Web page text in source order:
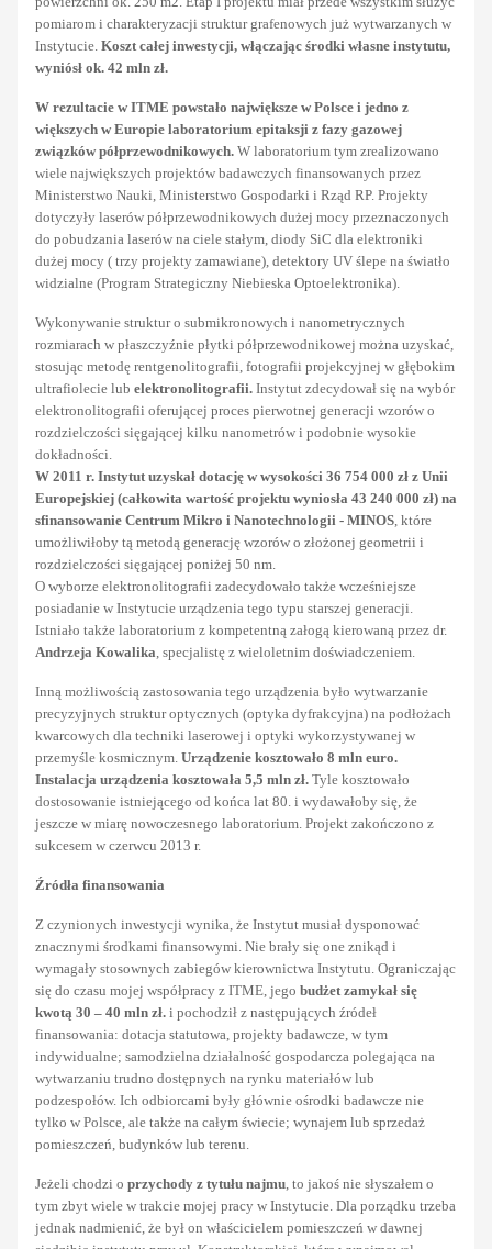
pomiarom i charakteryzacji struktur grafenowych już wytwarzanych w
Instytucie. Koszt całej inwestycji, włączając środki własne instytutu,
wyniósł ok. 42 mln zł.
W rezultacie w ITME powstało największe w Polsce i jedno z
większych w Europie laboratorium epitaksji z fazy gazowej
związków półprzewodnikowych. W laboratorium tym zrealizowano
wiele największych projektów badawczych finansowanych przez
Ministerstwo Nauki, Ministerstwo Gospodarki i Rząd RP. Projekty
dotyczyły laserów półprzewodnikowych dużej mocy przeznaczonych
do pobudzania laserów na ciele stałym, diody SiC dla elektroniki
dużej mocy ( trzy projekty zamawiane), detektory UV ślepe na światło
widzialne (Program Strategiczny Niebieska Optoelektronika).
Wykonywanie struktur o submikronowych i nanometrycznych
rozmiarach w płaszczyźnie płytki półprzewodnikowej można uzyskać,
stosując metodę rentgenolitografii, fotografii projekcyjnej w głębokim
ultrafiolecie lub elektronolitografii. Instytut zdecydował się na wybór
elektronolitografii oferującej proces pierwotnej generacji wzorów o
rozdzielczości sięgającej kilku nanometrów i podobnie wysokie
dokładności.
W 2011 r. Instytut uzyskał dotację w wysokości 36 754 000 zł z Unii
Europejskiej (całkowita wartość projektu wyniosła 43 240 000 zł) na
sfinansowanie Centrum Mikro i Nanotechnologii - MINOS, które
umożliwiłoby tą metodą generację wzorów o złożonej geometrii i
rozdzielczości sięgającej poniżej 50 nm.
O wyborze elektronolitografii zadecydowało także wcześniejsze
posiadanie w Instytucie urządzenia tego typu starszej generacji.
Istniało także laboratorium z kompetentną załogą kierowaną przez dr.
Andrzeja Kowalika, specjalistę z wieloletnim doświadczeniem.
Inną możliwością zastosowania tego urządzenia było wytwarzanie
precyzyjnych struktur optycznych (optyka dyfrakcyjna) na podłożach
kwarcowych dla techniki laserowej i optyki wykorzystywanej w
przemyśle kosmicznym. Urządzenie kosztowało 8 mln euro.
Instalacja urządzenia kosztowała 5,5 mln zł. Tyle kosztowało
dostosowanie istniejącego od końca lat 80. i wydawałoby się, że
jeszcze w miarę nowoczesnego laboratorium. Projekt zakończono z
sukcesem w czerwcu 2013 r.
Źródła finansowania
Z czynionych inwestycji wynika, że Instytut musiał dysponować
znacznymi środkami finansowymi. Nie brały się one znikąd i
wymagały stosownych zabiegów kierownictwa Instytutu. Ograniczając
się do czasu mojej współpracy z ITME, jego budżet zamykał się
kwotą 30 – 40 mln zł. i pochodził z następujących źródeł
finansowania: dotacja statutowa, projekty badawcze, w tym
indywidualne; samodzielna działalność gospodarcza polegająca na
wytwarzaniu trudno dostępnych na rynku materiałów lub
podzespołów. Ich odbiorcami były głównie ośrodki badawcze nie
tylko w Polsce, ale także na całym świecie; wynajem lub sprzedaż
pomieszczeń, budynków lub terenu.
Jeżeli chodzi o przychody z tytułu najmu, to jakoś nie słyszałem o
tym zbyt wiele w trakcie mojej pracy w Instytucie. Dla porządku trzeba
jednak nadmienić, że był on właścicielem pomieszczeń w dawnej